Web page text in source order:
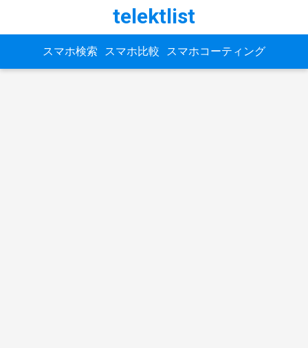
telektlist
スマホ検索 スマホ比較 スマホコーティング